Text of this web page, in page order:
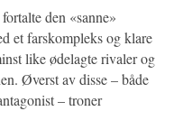
den «sanne»
et farskompleks og klare
like ødelagte rivaler og
Øverst av disse – både
– troner